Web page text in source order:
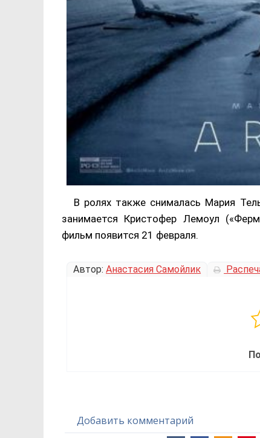
В ролях также снималась Мария
занимается Кристофер Лемоул
фильм появится 21 февраля.
Автор:Анастасия Самойлик
Добавить комментарий